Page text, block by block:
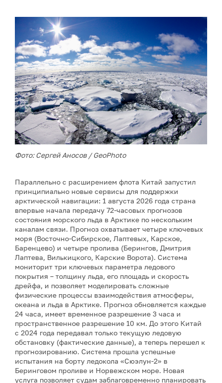
Фото: Сергей Аносов / GeoPhoto
Параллельно с расширением флота Китай запустил
принципиально новые сервисы для поддержки
арктической навигации: 1 августа 2026 года страна
впервые начала передачу 72-часовых прогнозов
состояния морского льда в Арктике по нескольким
каналам связи. Прогноз охватывает четыре ключевых
моря (Восточно-Сибирское, Лаптевых, Карское,
Баренцево) и четыре пролива (Берингов, Дмитрия
Лаптева, Вилькицкого, Карские Ворота). Система
мониторит три ключевых параметра ледового
покрытия – толщину льда, его площадь и скорость
дрейфа, и позволяет моделировать сложные
физические процессы взаимодействия атмосферы,
океана и льда в Арктике. Прогноз обновляется каждые
24 часа, имеет временное разрешение 3 часа и
пространственное разрешение 10 км. До этого Китай
с 2024 года передавал только текущую ледовую
обстановку (фактические данные), а теперь перешел к
прогнозированию. Система прошла успешные
испытания на борту ледокола «Сюэлун-2» в
Беринговом проливе и Норвежском море. Новая
услуга позволяет судам заблаговременно планировать